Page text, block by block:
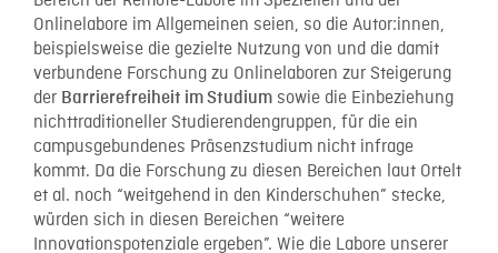
Onlinelabore im Allgemeinen seien, so die Autor:innen,
beispielsweise die gezielte Nutzung von und die damit
verbundene Forschung zu Onlinelaboren zur Steigerung
der Barrierefreiheit im Studium sowie die Einbeziehung
nichttraditioneller Studierendengruppen, für die ein
campusgebundenes Präsenzstudium nicht infrage
kommt. Da die Forschung zu diesen Bereichen laut Ortelt
et al. noch “weitgehend in den Kinderschuhen” stecke,
würden sich in diesen Bereichen “weitere
Innovationspotenziale ergeben”. Wie die Labore unserer